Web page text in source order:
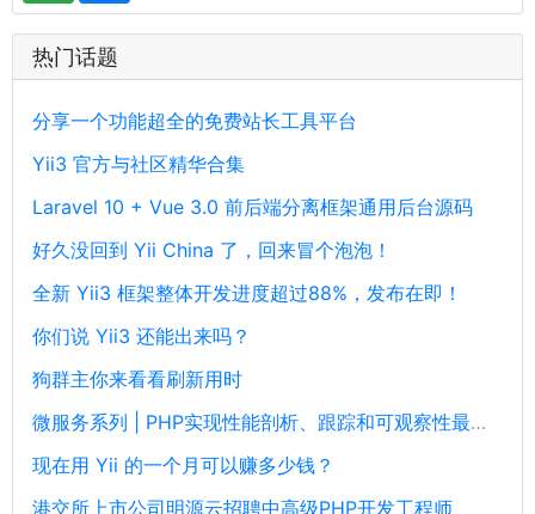
热门话题
分享一个功能超全的免费站长工具平台
Yii3 官方与社区精华合集
Laravel 10 + Vue 3.0 前后端分离框架通用后台源码
好久没回到 Yii China 了，回来冒个泡泡！
全新 Yii3 框架整体开发进度超过88%，发布在即！
你们说 Yii3 还能出来吗？
狗群主你来看看刷新用时
微服务系列 | PHP实现性能剖析、跟踪和可观察性最佳实践
现在用 Yii 的一个月可以赚多少钱？
港交所上市公司明源云招聘中高级PHP开发工程师